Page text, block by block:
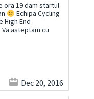
ora 19 dam startul
Echipa Cycling
High End
asteptam cu
Dec 20, 2016